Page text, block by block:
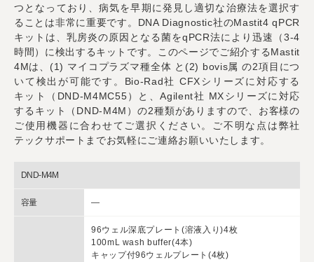
つとなっており、病気を早期に発見し適切な治療法を選択す
ることは非常に重要です。DNA Diagnostic社のMastit4 qPCR
キットは、乳房炎の原因となる菌をqPCR法により迅速（3-4
時間）に検出するキットです。このページでご紹介するMastit
4Mは、(1) マイコプラズマ種全体 と(2) bovis属 の2項目につ
いて検出が可能です。 Bio-Rad社 CFXシリーズに対応する
キット（DND-M4MC55）と、Agilent社 MXシリーズに対応
するキット（DND-M4M）の2種類がありますので、お客様の
ご使用機器に合わせてご選択ください。ご不明な点は弊社
テックサポートまでお気軽にご連絡お願いいたします。
DND-M4M
容量 ―
96ウェル深底プレート(溶液入り)4枚
100mL wash buffer(4本)
キャップ付96ウェルプレート(4枚)